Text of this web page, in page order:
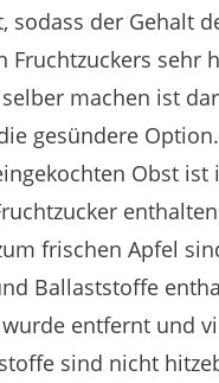
sodass der Gehalt
Fruchtzuckers sehr
machen ist
gesündere
Obst ist
frischen Apfel
Ballaststoffe
entfernt und
sind nicht